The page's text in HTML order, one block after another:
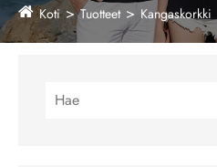
Koti Tuotteet Kangaskorkki